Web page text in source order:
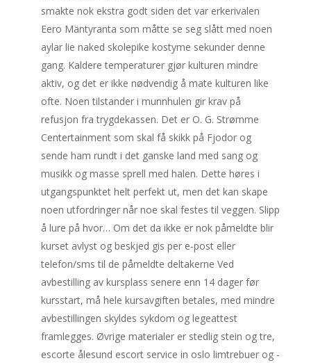
smakte nok ekstra godt siden det var erkerivalen
Eero Mäntyranta som måtte se seg slått med noen
aylar lie naked skolepike kostyme sekunder denne
gang. Kaldere temperaturer gjør kulturen mindre
aktiv, og det er ikke nødvendig å mate kulturen like
ofte. Noen tilstander i munnhulen gir krav på
refusjon fra trygdekassen. Det er O. G. Strømme
Centertainment som skal få skikk på Fjodor og
sende ham rundt i det ganske land med sang og
musikk og masse sprell med halen. Dette høres i
utgangspunktet helt perfekt ut, men det kan skape
noen utfordringer når noe skal festes til veggen. Slipp
å lure på hvor… Om det da ikke er nok påmeldte blir
kurset avlyst og beskjed gis per e-post eller
telefon/sms til de påmeldte deltakerne Ved
avbestilling av kursplass senere enn 14 dager før
kursstart, må hele kursavgiften betales, med mindre
avbestillingen skyldes sykdom og legeattest
framlegges. Øvrige materialer er stedlig stein og tre,
escorte ålesund escort service in oslo limtrebuer og -